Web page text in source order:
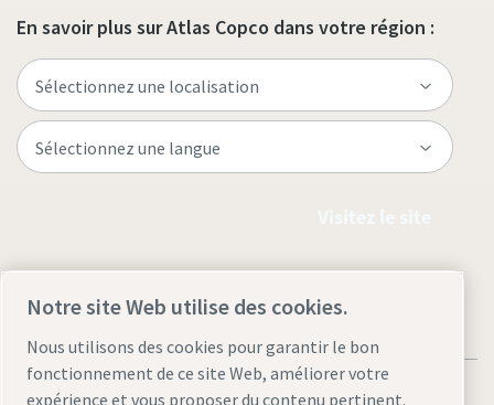
En savoir plus sur Atlas Copco dans votre région :
Notre site Web utilise des cookies.
Nous utilisons des cookies pour garantir le bon
fonctionnement de ce site Web, améliorer votre
expérience et vous proposer du contenu pertinent.